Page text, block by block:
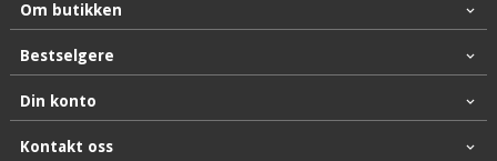
Om butikken
Bestselgere
Din konto
Kontakt oss